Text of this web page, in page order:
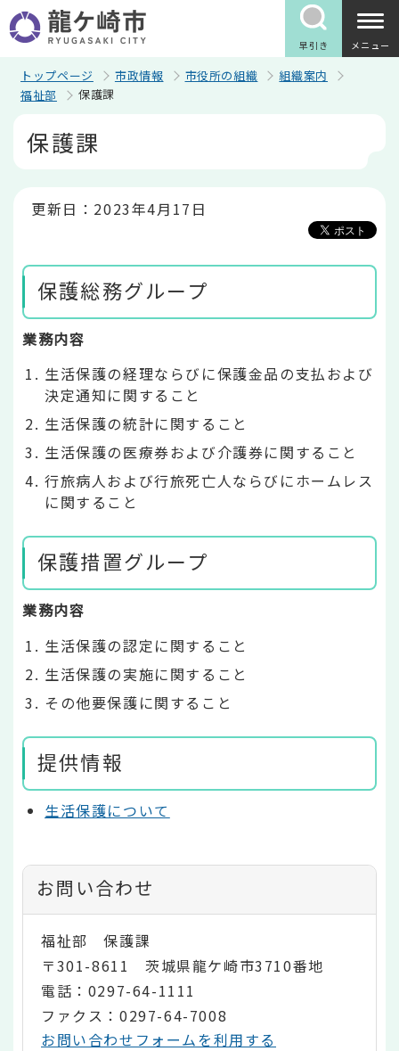
の
ペ
早引き メニュー
トップページ 市政情報 市役所の組織
組織案内
福祉部
保護課
保護課
更新日：2023年4月17日
保護総務グループ
業務内容
生活保護の経理ならびに保護金品の支払および
決定通知に関すること
生活保護の統計に関すること
生活保護の医療券および介護券に関すること
行旅病人および行旅死亡人ならびにホームレス
に関すること
保護措置グループ
業務内容
生活保護の認定に関すること
生活保護の実施に関すること
その他要保護に関すること
提供情報
生活保護について
お問い合わせ
福祉部 保護課
〒301-8611 茨城県龍ケ崎市3710番地
電話：0297-64-1111
ファクス：0297-64-7008
お問い合わせフォームを利用する